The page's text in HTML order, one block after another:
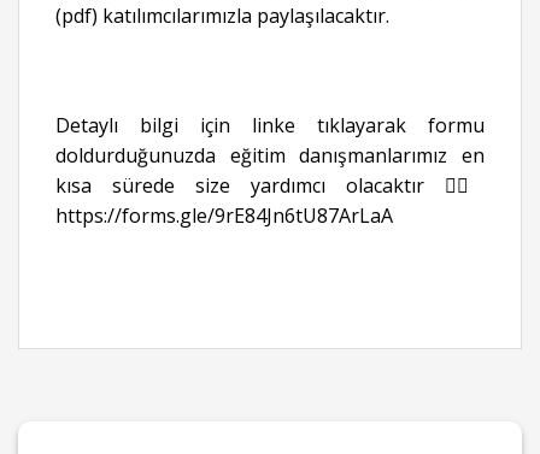
(pdf) katılımcılarımızla paylaşılacaktır.
Detaylı bilgi için linke tıklayarak formu
doldurduğunuzda eğitim danışmanlarımız en
kısa sürede size yardımcı olacaktır 👉🏻
https://forms.gle/9rE84Jn6tU87ArLaA